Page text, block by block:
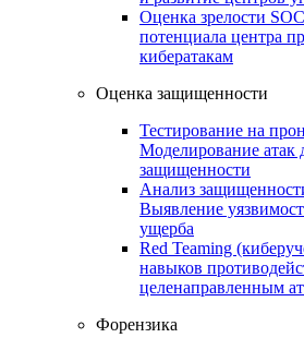
Оценка зрелости SOC
потенциала центра
кибератакам
Оценка защищенности
Тестирование на
Моделирование атак
защищенности
Анализ
Выявление
ущерба
Red Teaming
навыков
целенаправленным
Форензика